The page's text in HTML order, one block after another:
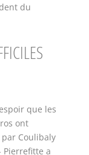
du
que les
ont
par Coulibaly
Pierrefitte a